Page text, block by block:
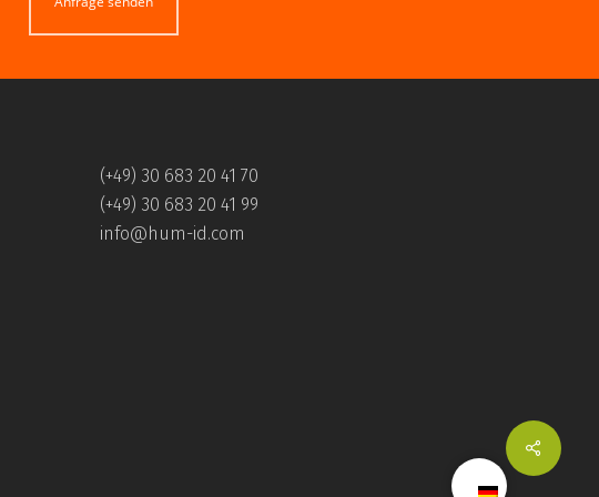
(+49) 30 683 20 41 70
(+49) 30 683 20 41 99
info@hum-id.com